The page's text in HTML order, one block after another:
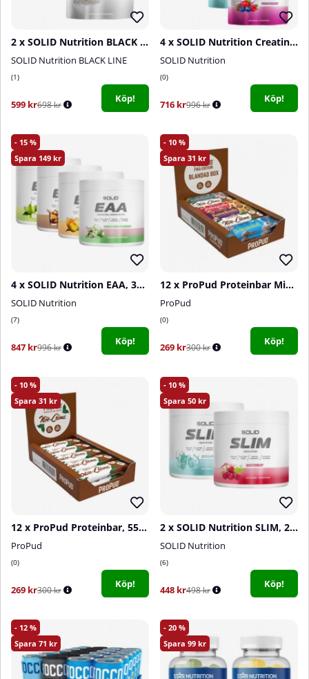
2 x SOLID Nutrition BLACK LINE Creatine, 400 g
SOLID Nutrition BLACK LINE
1
599 kr698 kr
Köp!
4 x SOLID Nutrition Creatine Monohydrate, 400 g
SOLID Nutrition
0
716 kr996 kr
Köp!
15
149
4 x SOLID Nutrition EAA, 300 g
SOLID Nutrition
7
847 kr996 kr
Köp!
10
31
12 x ProPud Proteinbar Mixlåda, 55 g
ProPud
0
269 kr300 kr
Köp!
10
31
12 x ProPud Proteinbar, 55 g (Nöt-Créme)
ProPud
0
269 kr300 kr
Köp!
10
50
2 x SOLID Nutrition SLIM, 240 g
SOLID Nutrition
6
448 kr498 kr
Köp!
12
71
20
99